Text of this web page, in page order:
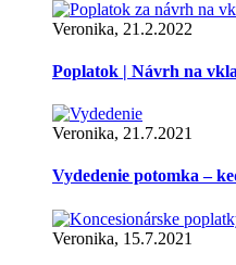
Veronika, 21.2.2022
Poplatok | Návrh na
Veronika, 21.7.2021
Vydedenie potomka –
Veronika, 15.7.2021